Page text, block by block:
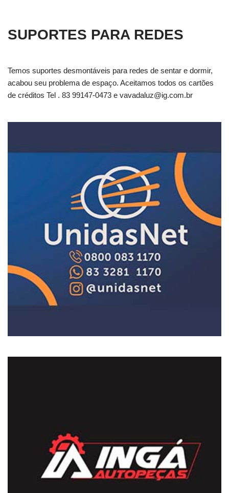
SUPORTES PARA REDES
Temos suportes desmontáveis para redes de sentar e dormir,
acabou seu problema de espaço. Aceitamos todos os cartões
de créditos Tel . 83 99147-0473 e vavadaluz@ig.com.br